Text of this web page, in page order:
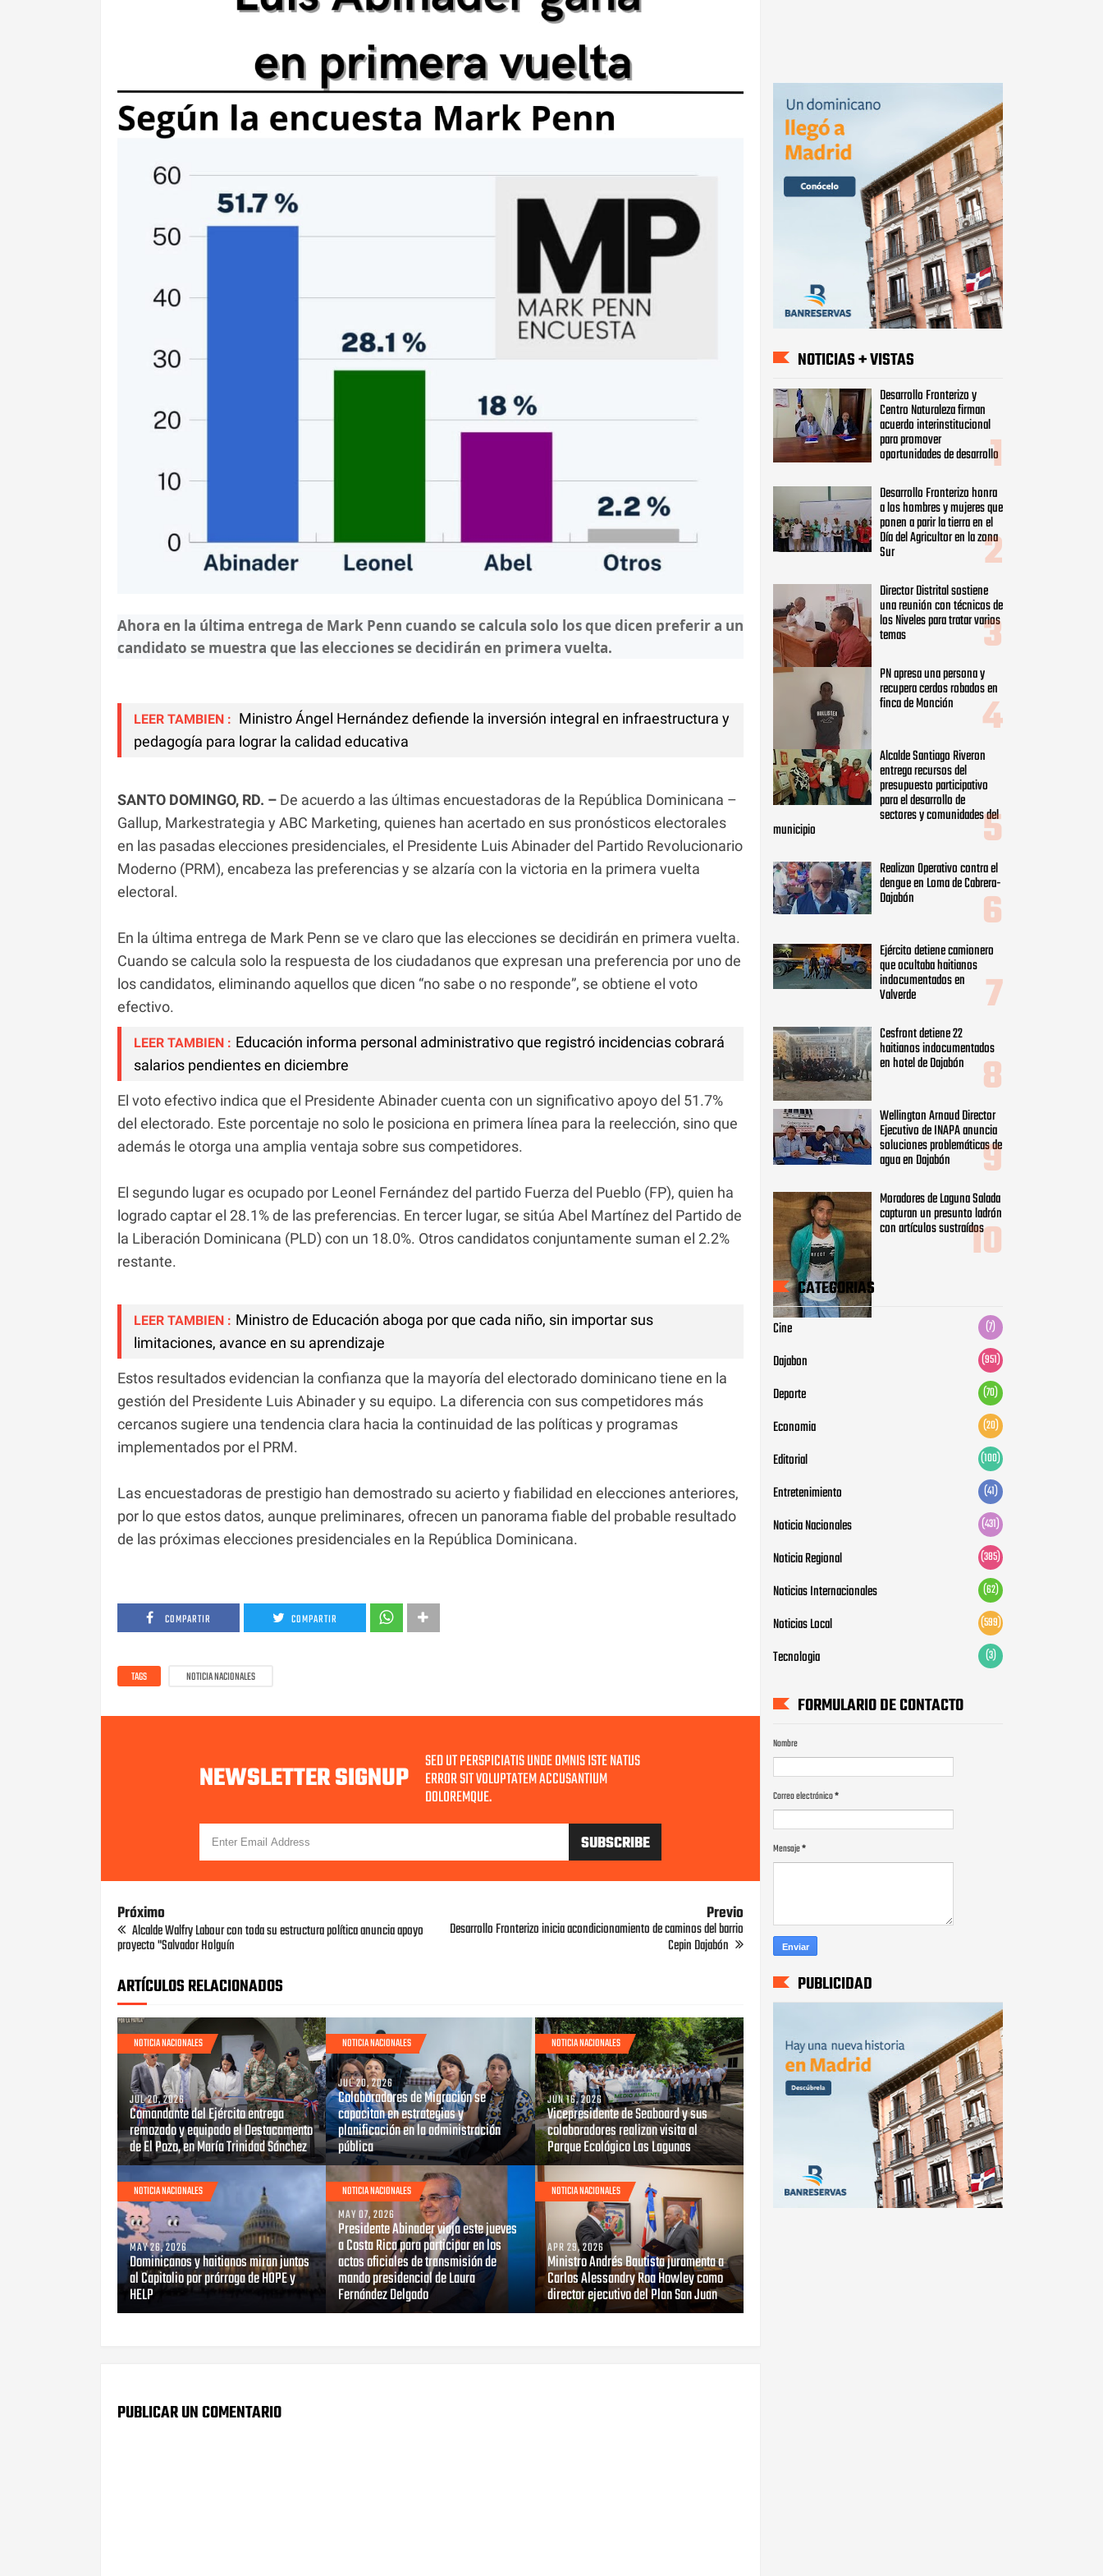
Ahora en la última entrega de Mark Penn cuando se calcula solo los que dicen preferir a un
candidato se muestra que las elecciones se decidirán en primera vuelta.
LEER TAMBIEN : Ministro Ángel Hernández defiende la inversión integral en infraestructura y
pedagogía para lograr la calidad educativa
SANTO DOMINGO, RD. – De acuerdo a las últimas encuestadoras de la República Dominicana –
Gallup, Markestrategia y ABC Marketing, quienes han acertado en sus pronósticos electorales
en las pasadas elecciones presidenciales, el Presidente Luis Abinader del Partido Revolucionario
Moderno (PRM), encabeza las preferencias y se alzaría con la victoria en la primera vuelta
electoral.
En la última entrega de Mark Penn se ve claro que las elecciones se decidirán en primera vuelta.
Cuando se calcula solo la respuesta de los ciudadanos que expresan una preferencia por uno de
los candidatos, eliminando aquellos que dicen “no sabe o no responde”, se obtiene el voto
efectivo.
LEER TAMBIEN : Educación informa personal administrativo que registró incidencias cobrará
salarios pendientes en diciembre
El voto efectivo indica que el Presidente Abinader cuenta con un significativo apoyo del 51.7%
del electorado. Este porcentaje no solo le posiciona en primera línea para la reelección, sino que
además le otorga una amplia ventaja sobre sus competidores.
El segundo lugar es ocupado por Leonel Fernández del partido Fuerza del Pueblo (FP), quien ha
logrado captar el 28.1% de las preferencias. En tercer lugar, se sitúa Abel Martínez del Partido de
la Liberación Dominicana (PLD) con un 18.0%. Otros candidatos conjuntamente suman el 2.2%
restante.
LEER TAMBIEN : Ministro de Educación aboga por que cada niño, sin importar sus
limitaciones, avance en su aprendizaje
Estos resultados evidencian la confianza que la mayoría del electorado dominicano tiene en la
gestión del Presidente Luis Abinader y su equipo. La diferencia con sus competidores más
cercanos sugiere una tendencia clara hacia la continuidad de las políticas y programas
implementados por el PRM.
Las encuestadoras de prestigio han demostrado su acierto y fiabilidad en elecciones anteriores,
por lo que estos datos, aunque preliminares, ofrecen un panorama fiable del probable resultado
de las próximas elecciones presidenciales en la República Dominicana.
COMPARTIR COMPARTIR
TAGS NOTICIA NACIONALES
NEWSLETTER SIGNUP SED UT PERSPICIATIS UNDE OMNIS ISTE NATUS
ERROR SIT VOLUPTATEM ACCUSANTIUM
DOLOREMQUE.
Próximo
Alcalde Walfry Labour con toda su estructura política anuncia apoyo
proyecto "Salvador Holguín
Previo
Desarrollo Fronterizo inicia acondicionamiento de caminos del barrio
Cepin Dajabón
ARTÍCULOS RELACIONADOS
NOTICIA NACIONALES
JUL 20, 2026
Comandante del Ejército entrega
remozado y equipado el Destacamento
de El Pozo, en María Trinidad Sánchez
NOTICIA NACIONALES
JUL 20, 2026
Colaboradores de Migración se
capacitan en estrategias y
planificación en la administración
pública
NOTICIA NACIONALES
JUN 16, 2026
Vicepresidente de Seaboard y sus
colaboradores realizan visita al
Parque Ecológico Las Lagunas
NOTICIA NACIONALES
MAY 26, 2026
Dominicanos y haitianos miran juntos
al Capitolio por prórroga de HOPE y
HELP
NOTICIA NACIONALES
MAY 07, 2026
Presidente Abinader viaja este jueves
a Costa Rica para participar en los
actos oficiales de transmisión de
mando presidencial de Laura
Fernández Delgado
NOTICIA NACIONALES
APR 29, 2026
Ministro Andrés Bautista juramenta a
Carlos Alessandry Roa Howley como
director ejecutivo del Plan San Juan
PUBLICAR UN COMENTARIO
NOTICIAS + VISTAS
Desarrollo Fronterizo y
Centro Naturaleza firman
acuerdo interinstitucional
para promover
oportunidades de desarrollo
Desarrollo Fronterizo honra
a los hombres y mujeres que
ponen a parir la tierra en el
Día del Agricultor en la zona
Sur
Director Distrital sostiene
una reunión con técnicos de
los Niveles para tratar varios
temas
PN apresa una persona y
recupera cerdos robados en
finca de Monción
Alcalde Santiago Riveron
entrega recursos del
presupuesto participativo
para el desarrollo de
sectores y comunidades del
municipio
Realizan Operativo contra el
dengue en Loma de Cabrera-
Dajabón
Ejército detiene camionero
que ocultaba haitianos
indocumentados en
Valverde
Cesfront detiene 22
haitianos indocumentados
en hotel de Dajabón
Wellington Arnaud Director
Ejecutivo de INAPA anuncia
soluciones problemáticas de
agua en Dajabón
Moradores de Laguna Salada
capturan un presunto ladrón
con artículos sustraídos
CATEGORIAS
Cine (7)
Dajabon (951)
Deporte (70)
Economia (20)
Editorial (100)
Entretenimiento (41)
Noticia Nacionales (431)
Noticia Regional (385)
Noticias Internacionales (62)
Noticias Local (599)
Tecnologia (3)
FORMULARIO DE CONTACTO
Nombre
Correo electrónico*
Mensaje*
PUBLICIDAD